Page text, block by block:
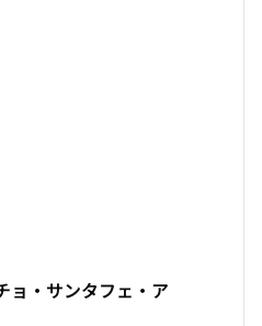
ョ・サンタフェ・ア